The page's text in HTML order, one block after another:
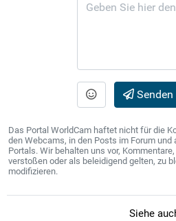
Senden
Das Portal WorldCam haftet nicht für die
den Webcams, in den Posts im Forum und
Portals. Wir behalten uns vor,
verstoßen oder als beleidigend gelten, zu
modifizieren.
Siehe